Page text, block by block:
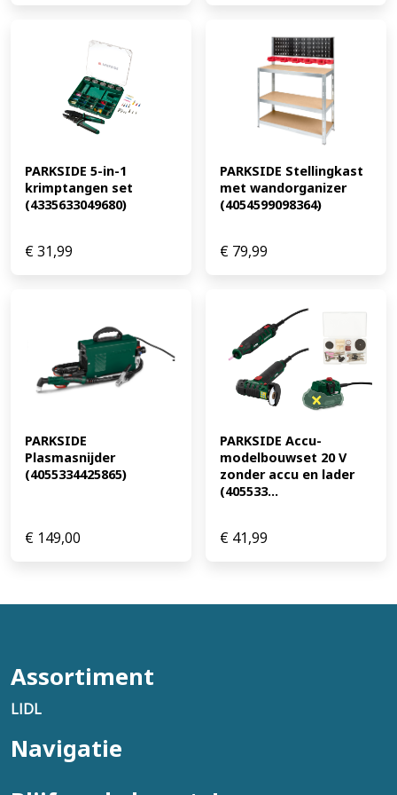
PARKSIDE 5-in-1
krimptangen set
(4335633049680)
€31,99
PARKSIDE Stellingkast
met wandorganizer
(4054599098364)
€ 79,99
PARKSIDE
Plasmasnijder
(4055334425865)
€ 149,00
PARKSIDE Accu-
modelbouwset 20 V
zonder accu en lader
(405533...
€ 41,99
Assortiment
LIDL
Navigatie